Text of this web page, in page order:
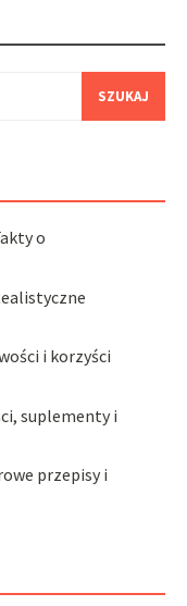
o
i korzyści
suplementy i
przepisy i